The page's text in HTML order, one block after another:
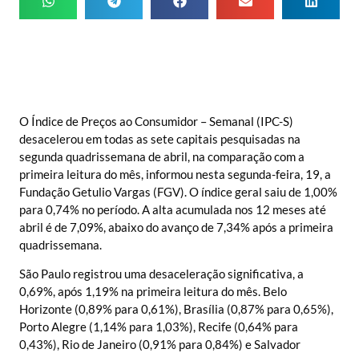
O Índice de Preços ao Consumidor – Semanal (IPC-S)
desacelerou em todas as sete capitais pesquisadas na
segunda quadrissemana de abril, na comparação com a
primeira leitura do mês, informou nesta segunda-feira, 19, a
Fundação Getulio Vargas (FGV). O índice geral saiu de 1,00%
para 0,74% no período. A alta acumulada nos 12 meses até
abril é de 7,09%, abaixo do avanço de 7,34% após a primeira
quadrissemana.
São Paulo registrou uma desaceleração significativa, a
0,69%, após 1,19% na primeira leitura do mês. Belo
Horizonte (0,89% para 0,61%), Brasília (0,87% para 0,65%),
Porto Alegre (1,14% para 1,03%), Recife (0,64% para
0,43%), Rio de Janeiro (0,91% para 0,84%) e Salvador